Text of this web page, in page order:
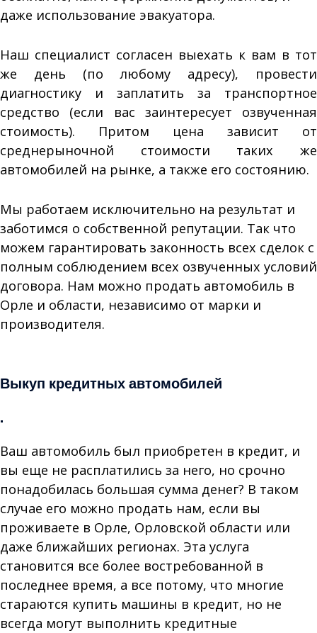
даже использование эвакуатора.
Наш специалист согласен выехать к вам в тот
же день (по любому адресу), провести
диагностику и заплатить за транспортное
средство (если вас заинтересует озвученная
стоимость). Притом цена зависит от
среднерыночной стоимости таких же
автомобилей на рынке, а также его состоянию.
Мы работаем исключительно на результат и
заботимся о собственной репутации. Так что
можем гарантировать законность всех сделок с
полным соблюдением всех озвученных условий
договора. Нам можно продать автомобиль в
Орле и области, независимо от марки и
производителя.
Выкуп кредитных автомобилей
.
Ваш автомобиль был приобретен в кредит, и
вы еще не расплатились за него, но срочно
понадобилась большая сумма денег? В таком
случае его можно продать нам, если вы
проживаете в Орле, Орловской области или
даже ближайших регионах. Эта услуга
становится все более востребованной в
последнее время, а все потому, что многие
стараются купить машины в кредит, но не
всегда могут выполнить кредитные